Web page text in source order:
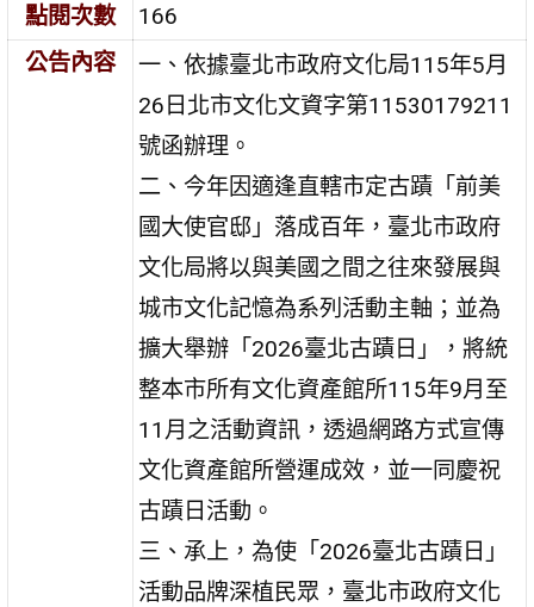
點閱次數
166
公告內容
一、依據臺北市政府文化局115年5月
26日北市文化文資字第11530179211
號函辦理。
二、今年因適逢直轄市定古蹟「前美
國大使官邸」落成百年，臺北市政府
文化局將以與美國之間之往來發展與
城市文化記憶為系列活動主軸；並為
擴大舉辦「2026臺北古蹟日」，將統
整本市所有文化資產館所115年9月至
11月之活動資訊，透過網路方式宣傳
文化資產館所營運成效，並一同慶祝
古蹟日活動。
三、承上，為使「2026臺北古蹟日」
活動品牌深植民眾，臺北市政府文化